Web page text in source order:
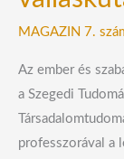
MAGAZIN 7.
Az ember és
a Szegedi
professzorával a